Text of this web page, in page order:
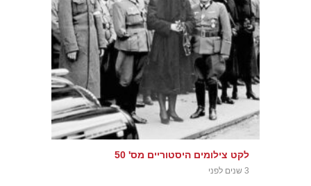
לקט צילומים היסטוריים מס' 50
3 שנים לפני